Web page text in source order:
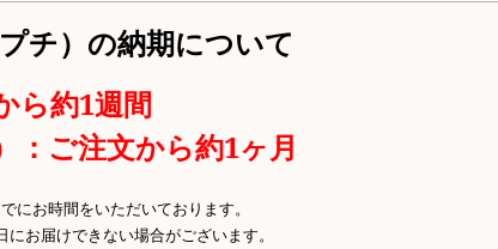
チ）の納期について
ら約1週間
：ご注文から約1ヶ月
にお時間をいただいております。
お届けできない場合がございます。